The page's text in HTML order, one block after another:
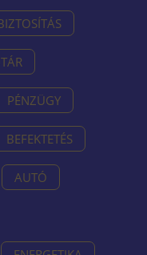
PÉNZÜGY
BEFEKTETÉS
AUTÓ